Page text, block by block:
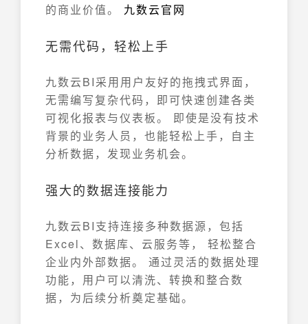
的商业价值。 九数云官网
无需代码，轻松上手
九数云BI采用用户友好的拖拽式界面，
无需编写复杂代码，即可快速创建各类
可视化报表与仪表板。 即使是没有技术
背景的业务人员，也能轻松上手，自主
分析数据，发现业务机会。
强大的数据连接能力
九数云BI支持连接多种数据源，包括
Excel、数据库、云服务等， 轻松整合
企业内外部数据。 通过灵活的数据处理
功能，用户可以清洗、转换和整合数
据，为后续分析奠定基础。